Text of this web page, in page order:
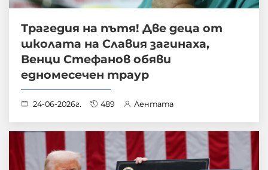
Трагедия на пътя! Две деца от
школата на Славия загинаха,
Венци Стефанов обяви
едномесечен траур
24-06-2026г. 489 Лентата